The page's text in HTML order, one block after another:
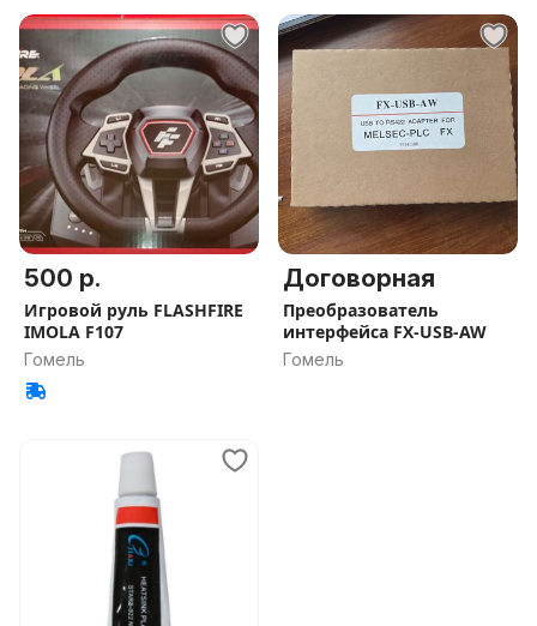
500 р.
Игровой руль FLASHFIRE
IMOLA F107
Гомель
Договорная
Преобразователь
интерфейса FX-USB-AW
Гомель